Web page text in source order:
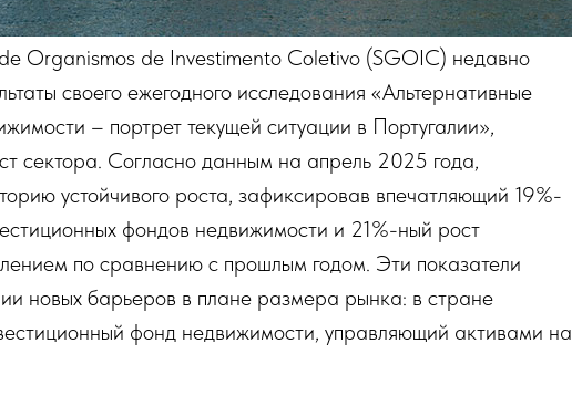
Organismos de Investimento Coletivo (SGOIC) недавно
своего ежегодного исследования «Альтернативные
– портрет текущей ситуации в Португалии»,
сектора. Согласно данным на апрель 2025 года,
устойчивого роста, зафиксировав впечатляющий 19%-
фондов недвижимости и 21%-ный рост
по сравнению с прошлым годом. Эти показатели
новых барьеров в плане размера рынка: в стране
фонд недвижимости, управляющий активами на